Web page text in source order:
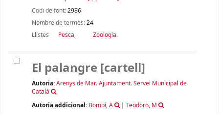
Codi de font:2986
Nombre de termes:24
Llistes
Pesca, Zoologia.
El palangre [cartell]
Autoria:Arenys de Mar. Ajuntament. Servei Municipal de
Català
Autoria addicional: Bombí, A |Teodoro, M